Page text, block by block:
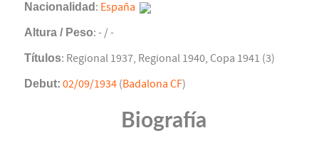
Nacionalidad : España
Altura / Peso: - / -
Títulos: Regional 1937, Regional 1940, Copa 1941 (3)
Debut: 02/09/1934 (Badalona CF)
Biografía